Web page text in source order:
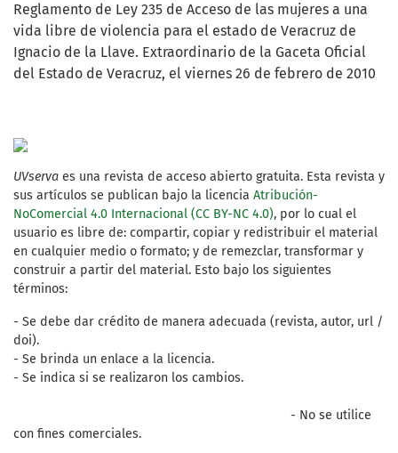
Reglamento de Ley 235 de Acceso de las mujeres a una
vida libre de violencia para el estado de Veracruz de
Ignacio de la Llave. Extraordinario de la Gaceta Oficial
del Estado de Veracruz, el viernes 26 de febrero de 2010
UVserva es una revista de acceso abierto gratuita. Esta revista y
sus artículos se publican bajo la licencia Atribución-
NoComercial 4.0 Internacional (CC BY-NC 4.0), por lo cual el
usuario es libre de: compartir, copiar y redistribuir el material
en cualquier medio o formato; y de remezclar, transformar y
construir a partir del material. Esto bajo los siguientes
términos:
- Se debe dar crédito de manera adecuada (revista, autor, url /
doi).
- Se brinda un enlace a la licencia.
- Se indica si se realizaron los cambios.
- No se utilice
con fines comerciales.